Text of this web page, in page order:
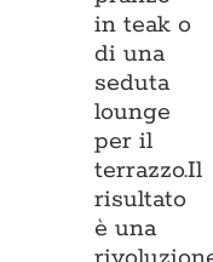
in teak o
di una
seduta
lounge
per il
terrazzo.Il
risultato
è una